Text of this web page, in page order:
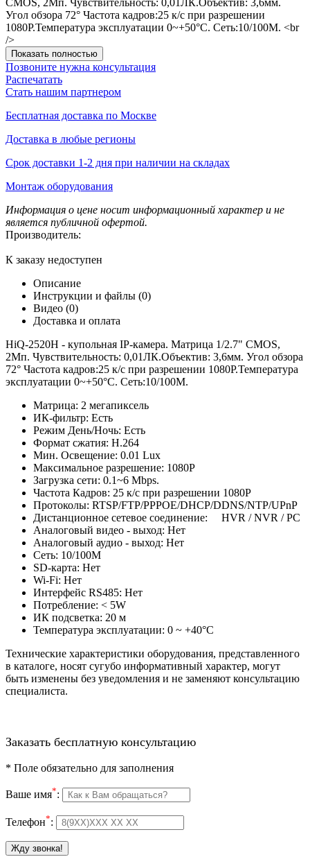
Угол обзора 72° Частота кадров:25 к/с при разрешении
1080P.Температура эксплуатации 0~+50°C. Сеть:10/100M. <br
/>
Показать полностью
Позвоните нужна консультация
Распечатать
Стать нашим партнером
Бесплатная доставка по Москве
Доставка в любые регионы
Срок доставки 1-2 дня при наличии на складах
Монтаж оборудования
Информация о цене носит информационный характер и не
является публичной офертой.
Производитель:
К заказу недоступен
Описание
Инструкции и файлы (0)
Видео (0)
Доставка и оплата
HiQ-2520Н - купольная IP-камера. Матрица 1/2.7" CMOS,
2Мп. Чувствительность: 0,01ЛК.Объектив: 3,6мм. Угол обзора
72° Частота кадров:25 к/с при разрешении 1080P.Температура
эксплуатации 0~+50°C. Сеть:10/100M.
Матрица: 2 мегапиксель
ИК-фильтр: Есть
Режим День/Ночь: Есть
Формат сжатия: H.264
Мин. Освещение: 0.01 Lux
Максимальное разрешение: 1080P
Загрузка сети: 0.1~6 Mbps.
Частота Кадров: 25 к/с при разрешении 1080P
Протоколы: RTSP/FTP/PPPOE/DHCP/DDNS/NTP/UPnP
Дистанционное сетевое соединение: HVR / NVR / PC
Аналоговый видео - выход: Нет
Аналоговый аудио - выход: Нет
Сеть: 10/100M
SD-карта: Нет
Wi-Fi: Нет
Интерфейс RS485: Нет
Потребление: < 5W
ИК подсветка: 20 м
Температура эксплуатации: 0 ~ +40°C
Технические характеристики оборудования, представленного
в каталоге, носят сугубо информативный характер, могут
быть изменены без уведомления и не заменяют консультацию
специалиста.
Заказать бесплатную консультацию
* Поле обязательно для заполнения
Ваше имя*:
Телефон*: